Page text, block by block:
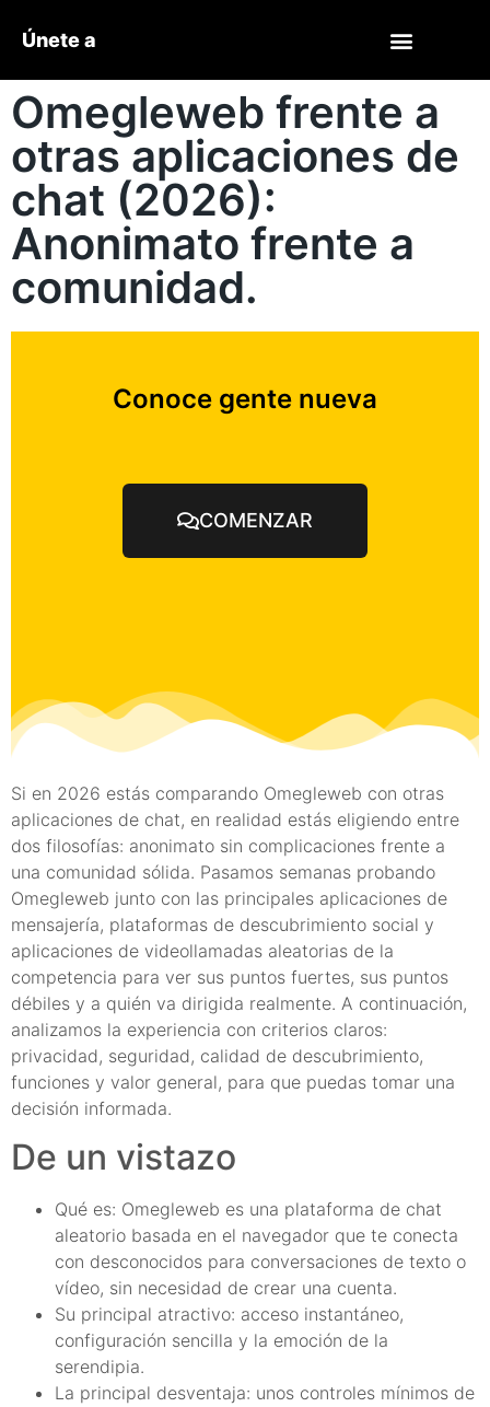
Únete a
Omegleweb frente a
otras aplicaciones de
chat (2026):
Anonimato frente a
comunidad.
Conoce gente nueva
COMENZAR
Si en 2026 estás comparando Omegleweb con otras
aplicaciones de chat, en realidad estás eligiendo entre
dos filosofías: anonimato sin complicaciones frente a
una comunidad sólida. Pasamos semanas probando
Omegleweb junto con las principales aplicaciones de
mensajería, plataformas de descubrimiento social y
aplicaciones de videollamadas aleatorias de la
competencia para ver sus puntos fuertes, sus puntos
débiles y a quién va dirigida realmente. A continuación,
analizamos la experiencia con criterios claros:
privacidad, seguridad, calidad de descubrimiento,
funciones y valor general, para que puedas tomar una
decisión informada.
De un vistazo
Qué es: Omegleweb es una plataforma de chat
aleatorio basada en el navegador que te conecta
con desconocidos para conversaciones de texto o
vídeo, sin necesidad de crear una cuenta.
Su principal atractivo: acceso instantáneo,
configuración sencilla y la emoción de la
serendipia.
La principal desventaja: unos controles mínimos de